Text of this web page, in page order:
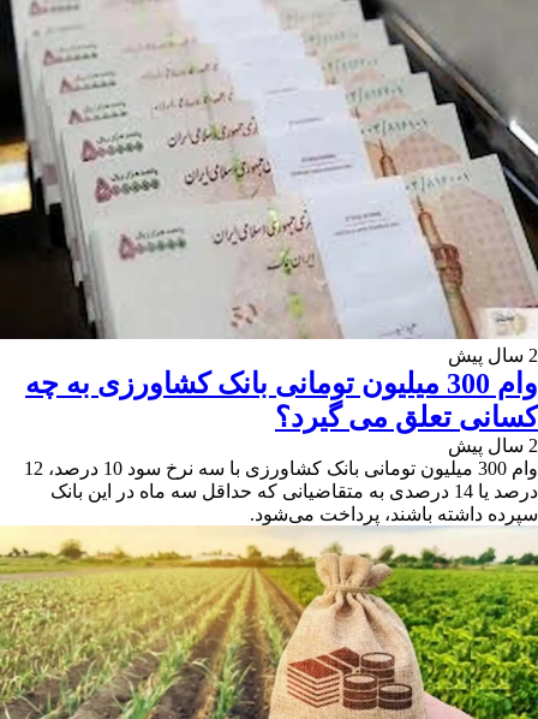
2 سال پیش
وام 300 میلیون تومانی بانک کشاورزی به چه
کسانی تعلق می گیرد؟
2 سال پیش
وام 300 میلیون تومانی بانک کشاورزی با سه نرخ سود 10 درصد، 12
درصد یا 14 درصدی به متقاضیانی که حداقل سه ماه در این بانک
سپرده داشته باشند، پرداخت می‌شود.